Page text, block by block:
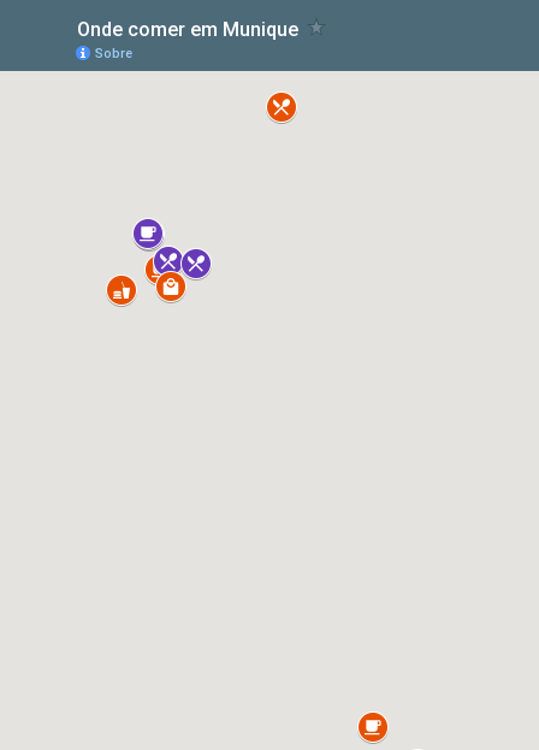
Onde comer em Munique
Sobre